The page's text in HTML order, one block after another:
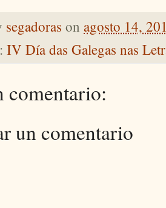
segadoras on agosto 14,
IV Día das Galegas nas
comentario:
un comentario